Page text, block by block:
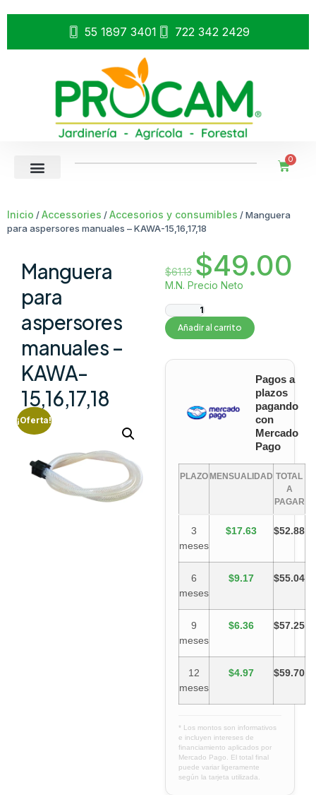
55 1897 3401 722 342 2429
0
Inicio /Accessories /Accesorios y consumibles / Manguera
para aspersores manuales – KAWA-15,16,17,18
Manguera
para
aspersores
manuales –
KAWA-
15,16,17,18
¡Oferta!
$61.13 $49.00
M.N. Precio Neto
Añadir al carrito
Pagos a
plazos
pagando
con
Mercado
Pago
PLAZO MENSUALIDAD TOTAL
A
PAGAR
3
meses
$17.63 $52.88
6
meses
$9.17 $55.04
9
meses
$6.36 $57.25
12
meses
$4.97 $59.70
* Los montos son informativos
e incluyen intereses de
financiamiento aplicados por
Mercado Pago. El total final
puede variar ligeramente
según la tarjeta utilizada.